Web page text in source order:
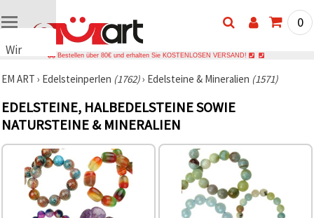
Wir
Cookies
verwenden
Cookies
und
ähnliche
Technologien,
um das
ordnungsgemäße
Funktionieren
der Website
sicherzustellen,
0
Bestellen über 80€ und erhalten Sie KOSTENLOSEN VERSAND!
EM ART › Edelsteinperlen (1762)› Edelsteine & Mineralien (1571)
EDELSTEINE, HALBEDELSTEINE SOWIE
NATURSTEINE & MINERALIEN